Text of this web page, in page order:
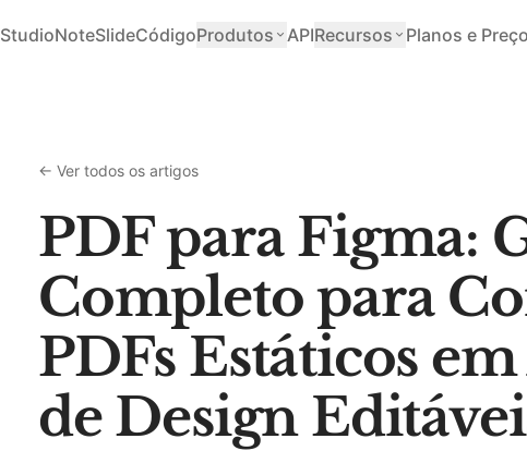
StudioNoteSlideCódigoProdutos APIRecursos Planos e
← Ver todos os artigos
PDF para Figma:
Completo para
PDFs Estáticos
de Design